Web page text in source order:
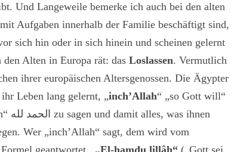
Und Langeweile bemerke ich auch bei den alten
Aufgaben innerhalb der Familie beschäftigt sind,
sich hin oder in sich hinein und scheinen gelernt
Alten in Europa rät: das Loslassen. Vermutlich
ihrer europäischen Altersgenossen. Die Ägypter
Leben lang gelernt, „inch’Allah“ „so Gott will“
zu sagen und damit alles, was ihnen
Wer „inch’Allah“ sagt, dem wird vom
geantwortet.. „El-hamdu lillâh“ („Gott sei